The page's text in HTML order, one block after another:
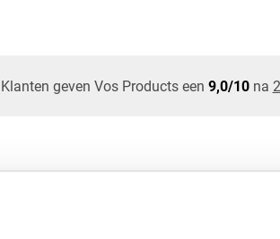
Klanten geven Vos Products een 9,0/10na